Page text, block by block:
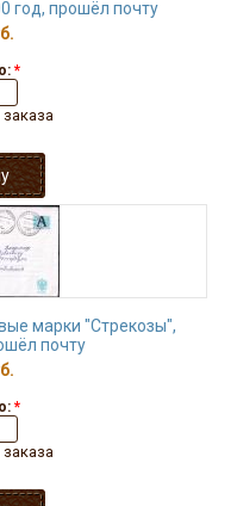
год, прошёл почту
*
марки "Стрекозы",
почту
*